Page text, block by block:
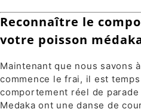
Reconnaître le
votre poisson
Maintenant que nous savons
commence le frai, il est temps
comportement réel de
Medaka ont une danse de